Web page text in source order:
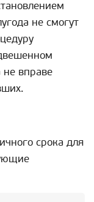
не смогут
не вправе
срока для